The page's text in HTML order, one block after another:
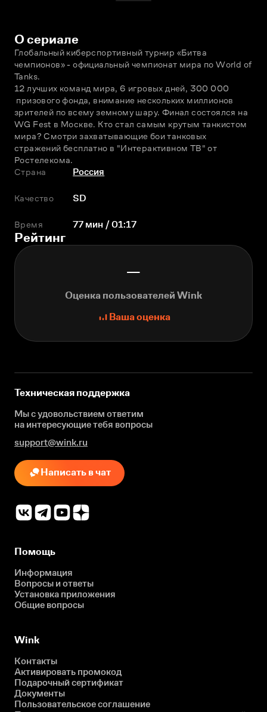
О сериале
Глобальный киберспортивный турнир «Битва
чемпионов» - официальный чемпионат мира по World of
Tanks.
12 лучших команд мира, 6 игровых дней, 300 000
зрителей по всему земному шару. Финал состоялся на
WG Fest в Москве. Кто стал самым крутым танкистом
мира? Смотри захватывающие бои танковых
стражений бесплатно в "Интерактивном ТВ" от
Ростелекома.
Страна
Россия
Качество SD
Время 77 мин / 01:17
Рейтинг
—
Оценка пользователей Wink
Ваша оценка
Техническая поддержка
Мы с удовольствием ответим
на интересующиетебя вопросы
support@wink.ru
Написать в чат
Помощь
Информация
Вопросы и ответы
Установка приложения
Общие вопросы
Wink
Контакты
Активировать промокод
Подарочный сертификат
Документы
Пользовательское соглашение